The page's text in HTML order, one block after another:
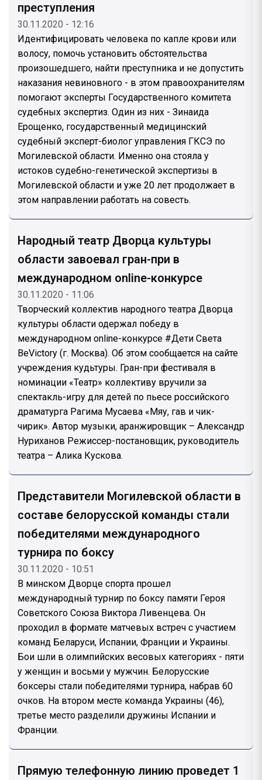
преступления
30.11.2020 - 12:16
Идентифицировать человека по капле крови или
волосу, помочь установить обстоятельства
произошедшего, найти преступника и не допустить
наказания невиновного - в этом правоохранителям
помогают эксперты Государственного комитета
судебных экспертиз. Один из них - Зинаида
Ерощенко, государственный медицинский
судебный эксперт-биолог управления ГКСЭ по
Могилевской области. Именно она стояла у
истоков судебно-генетической экспертизы в
Могилевской области и уже 20 лет продолжает в
этом направлении работать на совесть.
Народный театр Дворца культуры
области завоевал гран-при в
международном online-конкурсе
30.11.2020 - 11:06
Творческий коллектив народного театра Дворца
культуры области одержал победу в
международном online-конкурсе #Дети Света
BeVictory (г. Москва). Об этом сообщается на сайте
учреждения кудьтуры. Гран-при фестиваля в
номинации «Театр» коллективу вручили за
спектакль-игру для детей по пьесе российского
драматурга Рагима Мусаева «Мяу, гав и чик-
чирик». Автор музыки, аранжировщик – Александр
Нуриханов Режиссер-постановщик, руководитель
театра – Алика Кускова.
Представители Могилевской области в
составе белорусской команды стали
победителями международного
турнира по боксу
30.11.2020 - 10:51
В минском Дворце спорта прошел
международный турнир по боксу памяти Героя
Советского Союза Виктора Ливенцева. Он
проходил в формате матчевых встреч с участием
команд Беларуси, Испании, Франции и Украины.
Бои шли в олимпийских весовых категориях - пяти
у женщин и восьми у мужчин. Белорусские
боксеры стали победителями турнира, набрав 60
очков. На втором месте команда Украины (46),
третье место разделили дружины Испании и
Франции.
Прямую телефонную линию проведет 1